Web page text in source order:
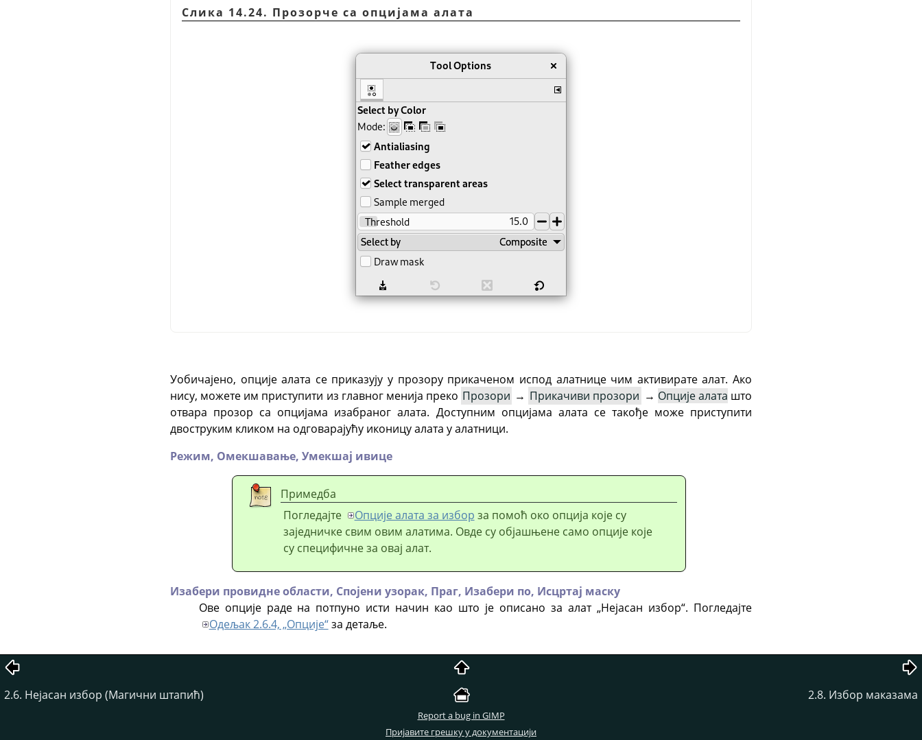
Слика 14.24. Прозорче са опцијама алата
Уобичајено, опције алата се приказују у прозору прикаченом испод алатнице чим активирате алат. Ако
нису, можете им приступити из главног менија преко Прозори → Прикачиви прозори → Опције алата што
отвара прозор са опцијама изабраног алата. Доступним опцијама алата се такође може приступити
двоструким кликом на одговарајућу иконицу алата у алатници.
Режим, Омекшавање, Умекшај ивице
Примедба
Погледајте
Опције алата за избор за помоћ око опција које су
заједничке свим овим алатима. Овде су објашњене само опције које
су специфичне за овај алат.
Изабери провидне области, Спојени узорак, Праг, Изабери по, Исцртај маску
Ове опције раде на потпуно исти начин као што је описано за алат „Нејасан избор“. Погледајте
Одељак 2.6.4, „Опције“за детаље.
2.6. Нејасан избор (Магични штапић) 2.8. Избор маказама
Report a bug in GIMP
Пријавите грешку у документацији